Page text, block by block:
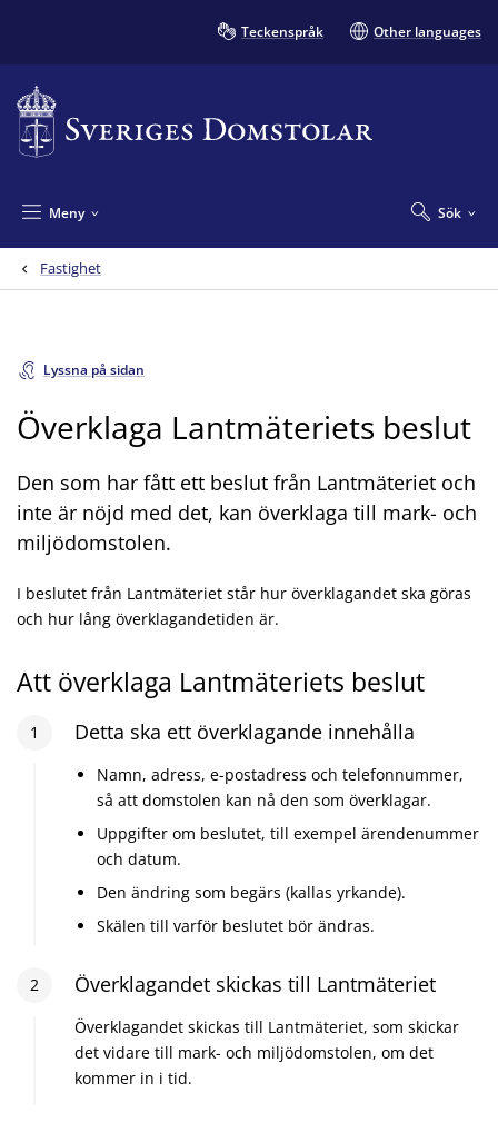
Teckenspråk Other languages
Sök
Meny
Fastighet
Lyssna på sidan
Överklaga Lantmäteriets beslut
Den som har fått ett beslut från Lantmäteriet och
inte är nöjd med det, kan överklaga till mark- och
miljödomstolen.
I beslutet från Lantmäteriet står hur överklagandet ska göras
och hur lång överklagandetiden är.
Att överklaga Lantmäteriets beslut
1 Steg1 :
Detta ska ett överklagande innehålla
Namn, adress, e-postadress och telefonnummer,
så att domstolen kan nå den som överklagar.
Uppgifter om beslutet, till exempel ärendenummer
och datum.
Den ändring som begärs (kallas yrkande).
Skälen till varför beslutet bör ändras.
2 Steg2:
Överklagandet skickas till Lantmäteriet
Överklagandet skickas till Lantmäteriet, som skickar
det vidare till mark- och miljödomstolen, om det
kommer in i tid.